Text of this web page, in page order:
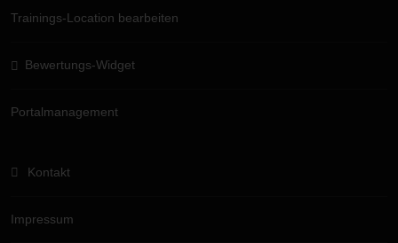
Trainings-Location bearbeiten
Bewertungs-Widget
Portalmanagement
Kontakt
Impressum